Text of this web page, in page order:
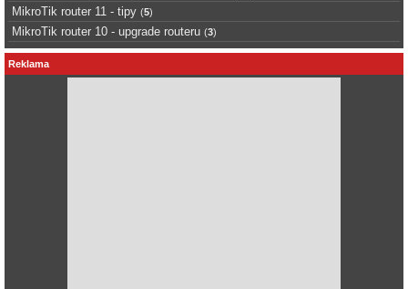
MikroTik router 11 - tipy (5)
MikroTik router 10 - upgrade routeru (3)
Reklama